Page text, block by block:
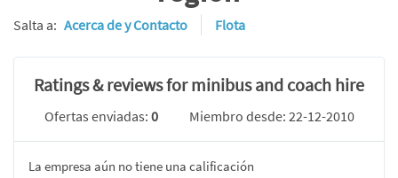
Salta a: Acerca de y Contacto Flota
Ratings & reviews for minibus and coach hire
Ofertas enviadas: 0 Miembro desde: 22-12-2010
La empresa aún no tiene una calificación